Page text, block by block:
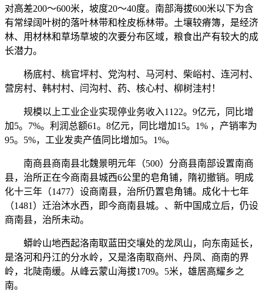
对高差200～600米，坡度20～40度。南部海拔600米以下为含
有常绿阔叶树的落叶林带和栓皮栎林带。土壤较瘠簿，是经济
林、用材林和草场草坡的次要分布区域，粮食出产有较大的成
长潜力。
杨底村、桃官坪村、党沟村、马河村、柴峪村、连河村、
营房村、韩村村、闫沟村、药、核心村、柳树洼村！
规模以上工业企业实现停业务收入1122。9亿元，同比增
加5。7%。利润总额61。8亿元，同比增加15。1% ，产销率为
95。5%，工业发卖产值同比增加5。1%。
南商县商南县北魏景明元年（500）分商县南部设置南商
县，治所正在今商南县城西6公里的皂角铺，隋初撤销。明成
化十三年（1477）设商南县，治所仍置皂角铺。成化十七年
（1481）迁治沐水西，即今商南县城。、新中国成立后，仍设
商南县，治所未动。
蟒岭山地西起洛南取蓝田交壤处的龙凤山，向东南延长，
是洛河和丹江的分水岭，又是洛南取商州、丹凤、商南的界
岭，北陡南缓。从峰云蒙山海拔1709。5米，雄居高耀乡之
南。